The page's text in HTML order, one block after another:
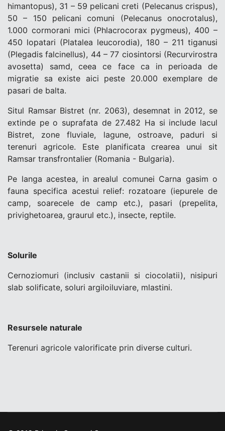
himantopus), 31 – 59 pelicani creti (Pelecanus crispus),
50 – 150 pelicani comuni (Pelecanus onocrotalus),
1.000 cormorani mici (Phlacrocorax pygmeus), 400 –
450 lopatari (Platalea leucorodia), 180 – 211 tiganusi
(Plegadis falcinellus), 44 – 77 ciosintorsi (Recurvirostra
avosetta) samd, ceea ce face ca in perioada de
migratie sa existe aici peste 20.000 exemplare de
pasari de balta.
Situl Ramsar Bistret (nr. 2063), desemnat in 2012, se
extinde pe o suprafata de 27.482 Ha si include lacul
Bistret, zone fluviale, lagune, ostroave, paduri si
terenuri agricole. Este planificata crearea unui sit
Ramsar transfrontalier (Romania - Bulgaria).
Pe langa acestea, in arealul comunei Carna gasim o
fauna specifica acestui relief: rozatoare (iepurele de
camp, soarecele de camp etc.), pasari (prepelita,
privighetoarea, graurul etc.), insecte, reptile.
Solurile
Cernoziomuri (inclusiv castanii si ciocolatii), nisipuri
slab solificate, soluri argiloiluviare, mlastini.
Resursele naturale
Terenuri agricole valorificate prin diverse culturi.